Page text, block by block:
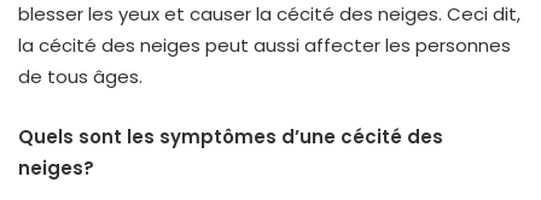
blesser les yeux et causer la cécité des neiges. Ceci dit,
la cécité des neiges peut aussi affecter les personnes
de tous âges.
Quels sont les symptômes d’une cécité des
neiges?